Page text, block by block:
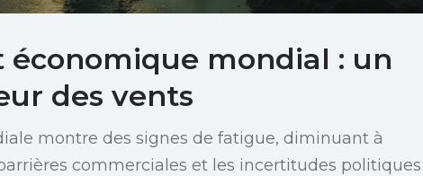
économique mondial : un
des vents
montre des signes de fatigue, diminuant à
commerciales et les incertitudes politiques